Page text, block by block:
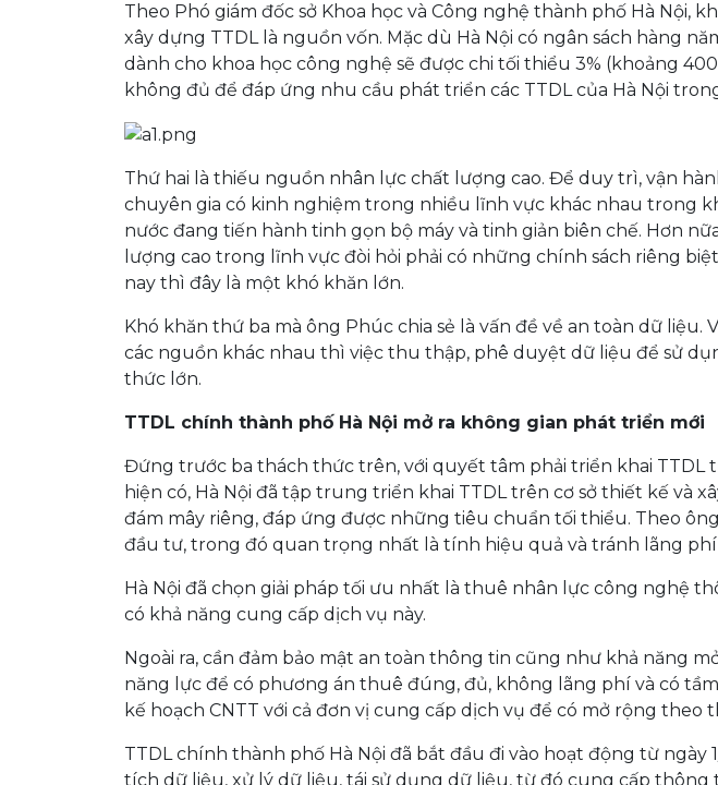
Theo Phó giám đốc sở Khoa học và Công nghệ thành phố Hà Nội,
xây dựng TTDL là nguồn vốn. Mặc dù Hà Nội có ngân sách hàng
dành cho khoa học công nghệ sẽ được chi tối thiểu 3% (khoảng
không đủ để đáp ứng nhu cầu phát triển các TTDL của Hà Nội
Thứ hai là thiếu nguồn nhân lực chất lượng cao. Để duy trì, vận
chuyên gia có kinh nghiệm trong nhiều lĩnh vực khác nhau trong
nước đang tiến hành tinh gọn bộ máy và tinh giản biên chế. Hơn
lượng cao trong lĩnh vực đòi hỏi phải có những chính sách riêng
nay thì đây là một khó khăn lớn.
Khó khăn thứ ba mà ông Phúc chia sẻ là vấn đề về an toàn dữ
các nguồn khác nhau thì việc thu thập, phê duyệt dữ liệu để sử
thức lớn.
TTDL chính thành phố Hà Nội mở ra không gian phát triển mới
Đứng trước ba thách thức trên, với quyết tâm phải triển khai TTDL
hiện có, Hà Nội đã tập trung triển khai TTDL trên cơ sở thiết kế và
đám mây riêng, đáp ứng được những tiêu chuẩn tối thiểu. Theo
đầu tư, trong đó quan trọng nhất là tính hiệu quả và tránh lãng phí
Hà Nội đã chọn giải pháp tối ưu nhất là thuê nhân lực công nghệ
có khả năng cung cấp dịch vụ này.
Ngoài ra, cần đảm bảo mật an toàn thông tin cũng như khả năng
năng lực để có phương án thuê đúng, đủ, không lãng phí và có
kế hoạch CNTT với cả đơn vị cung cấp dịch vụ để có mở rộng theo
TTDL chính thành phố Hà Nội đã bắt đầu đi vào hoạt động từ ngày
tích dữ liệu, xử lý dữ liệu, tái sử dụng dữ liệu, từ đó cung cấp thông